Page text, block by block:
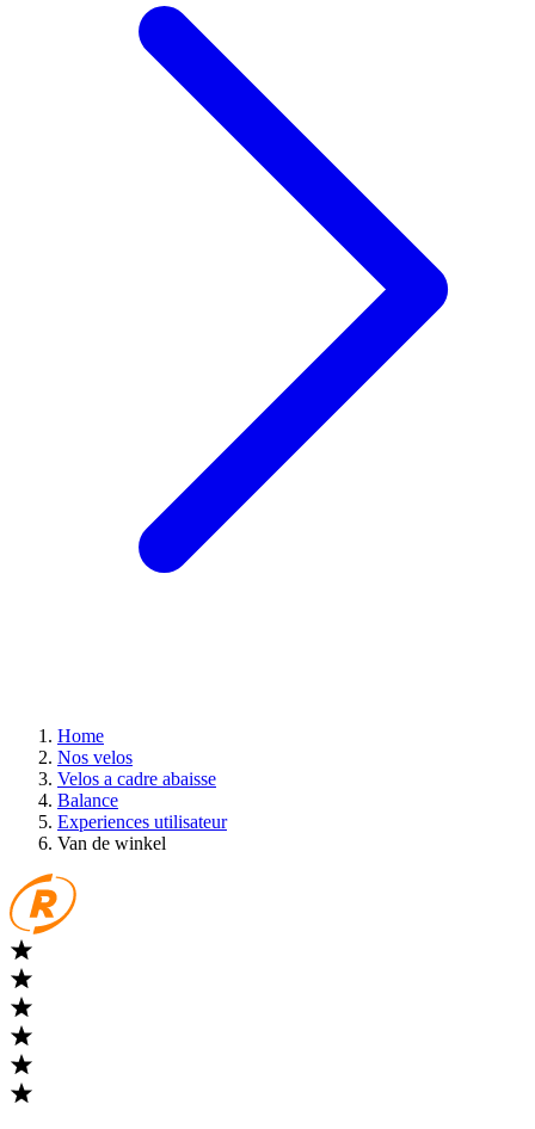
Home
Nos velos
Velos a cadre abaisse
Balance
Experiences utilisateur
Van de winkel